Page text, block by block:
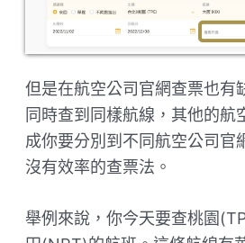
但是在航空公司官網查票也有
同時查到同樣航線，其他的航
成你要分別到不同航空公司官
沒有效率的查票法。
舉例來說，你今天要查桃園